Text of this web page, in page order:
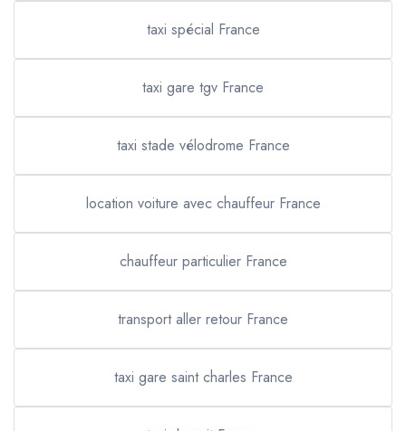
taxi spécial France
taxi gare tgv France
taxi stade vélodrome France
location voiture avec chauffeur France
chauffeur particulier France
transport aller retour France
taxi gare saint charles France